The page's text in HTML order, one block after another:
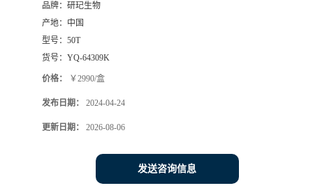
品牌： 研玘生物
产地： 中国
型号： 50T
货号： YQ-64309K
价格： ￥2990/盒
发布日期： 2024-04-24
更新日期： 2026-08-06
发送咨询信息